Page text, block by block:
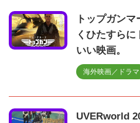
トップガン
くひたすら
いい映画。
海外映画／ドラマ
UVERworld